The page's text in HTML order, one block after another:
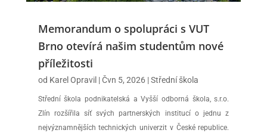
Memorandum o spolupráci s VUT
Brno otevírá našim studentům nové
příležitosti
od Karel Opravil |Čvn 5, 2026|Střední škola
Střední škola podnikatelská a Vyšší odborná škola, s.r.o.
Zlín rozšířila síť svých partnerských institucí o jednu z
nejvýznamnějších technických univerzit v České republice.